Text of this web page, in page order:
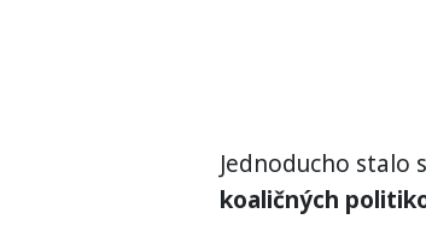
Jednoducho stalo
koaličných